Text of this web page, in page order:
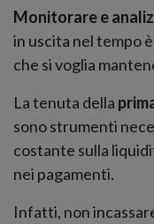
Monitorare e
in uscita nel tempo
che si voglia
La tenuta della
sono strumenti
costante sulla
nei pagamenti.
Infatti, non